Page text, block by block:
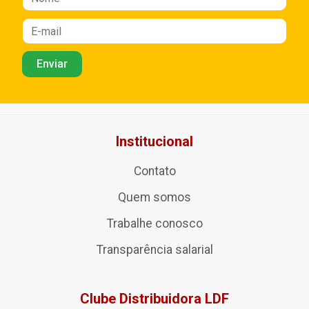
Institucional
Contato
Quem somos
Trabalhe conosco
Transparência salarial
Clube Distribuidora LDF